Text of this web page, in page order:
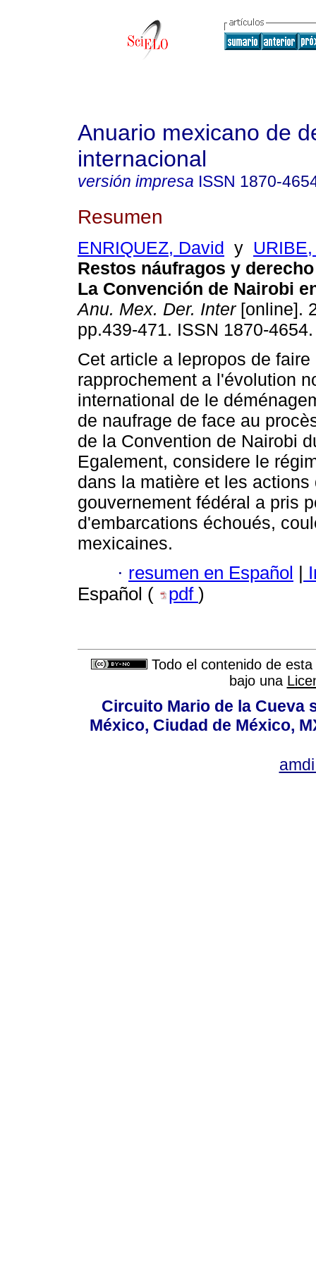
Anuario mexicano de
internacional
versión impresa ISSN 1870-
Resumen
ENRIQUEZ, David y
Restos náufragos y
La Convención de Nairobi
Anu. Mex. Der. Inter[online].
pp.439-471. ISSN 1870-4654.
Cet article a lepropos de faire
rapprochement a l'évolution
international de le
de naufrage de face au
de la Convention de Nairobi
Egalement, considere le
dans la matière et les actions
gouvernement fédéral a pris
d'embarcations échoués,
mexicaines.
· resumen en Español
Español (
pdf )
Todo el contenido de
bajo una
Circuito Mario de la Cueva
México, Ciudad de México,